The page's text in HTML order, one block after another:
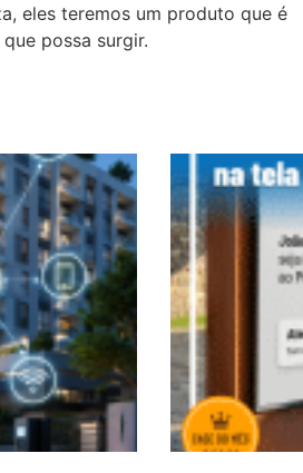
eles teremos um produto que é
possa surgir.